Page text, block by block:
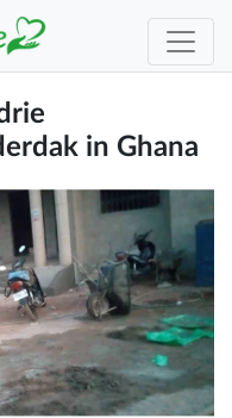
in Ghana